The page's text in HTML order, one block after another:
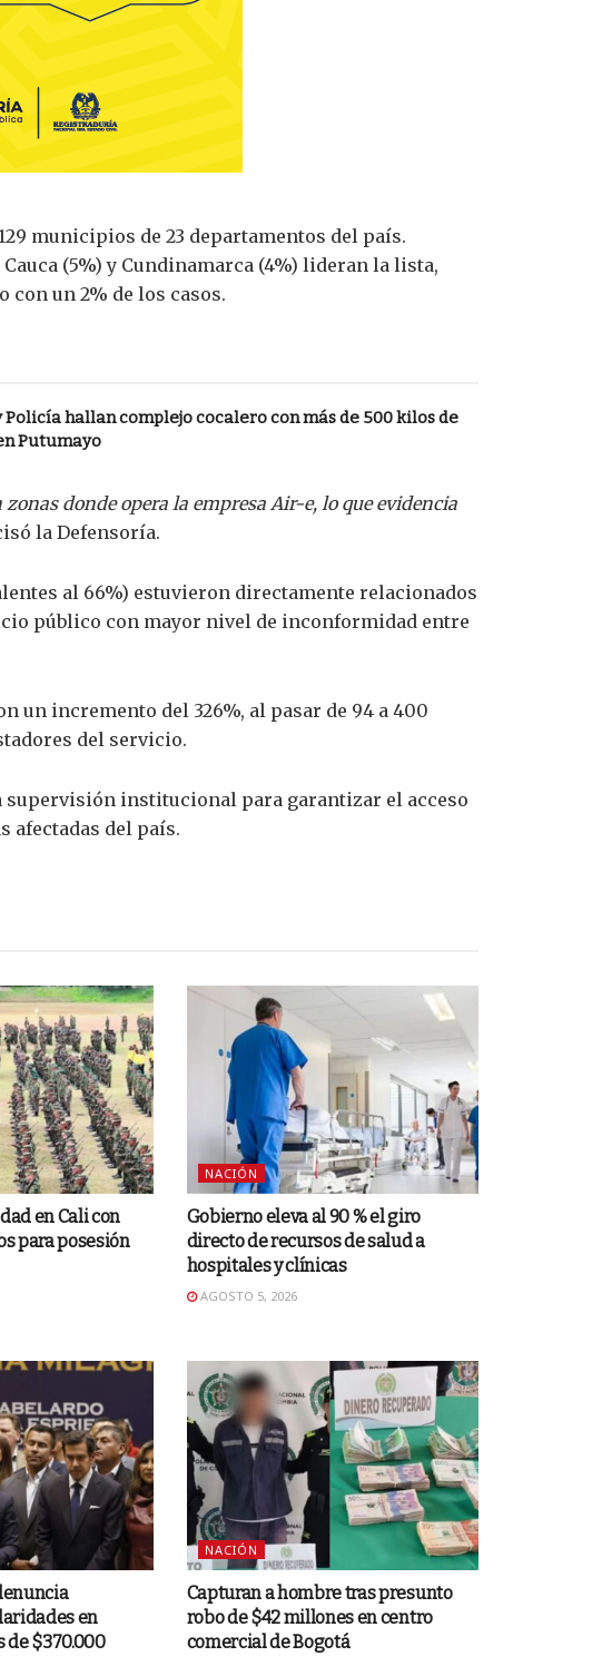
municipios de 23 departamentos del país.
Cauca (5%) y Cundinamarca (4%) lideran la lista,
con un 2% de los casos.
Policía hallan complejo cocalero con más de 500 kilos de
Putumayo
donde opera la empresa Air-e, lo que evidencia
la Defensoría.
al 66%) estuvieron directamente relacionados
público con mayor nivel de inconformidad entre
incremento del 326%, al pasar de 94 a 400
del servicio.
institucional para garantizar el acceso
afectadas del país.
en Cali con
para posesión
NACIÓN
Gobierno eleva al 90 % el giro
directo de recursos de salud a
hospitales y clínicas
AGOSTO 5, 2026
en
de $370.000
NACIÓN
Capturan a hombre tras presunto
robo de $42 millones en centro
comercial de Bogotá